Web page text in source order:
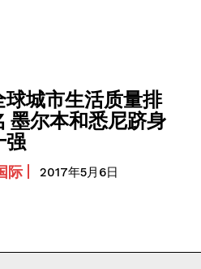
球城市生活质量排
墨尔本和悉尼跻身
强
际 2017年5月6日